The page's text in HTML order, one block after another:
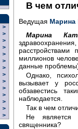
>
>
>
>
>
>
>
>
>
>
>
>
>
>
В чем
Ведущая Марина
Марина
расстройствами
миллионов
данные
Однако,
вызывает у
обзавестись
наблюдается.
Так в чем
Не является
священника?